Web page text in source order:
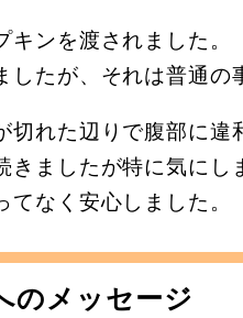
ンを渡されました。
たが、それは普通の
れた辺りで腹部に違
ましたが特に気にし
なく安心しました。
のメッセージ